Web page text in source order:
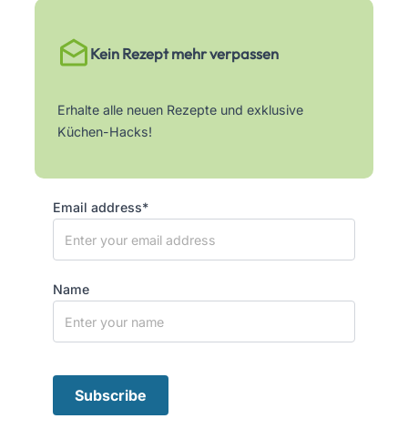
Kein Rezept mehr verpassen
Erhalte alle neuen Rezepte und exklusive
Küchen-Hacks!
Email address*
Name